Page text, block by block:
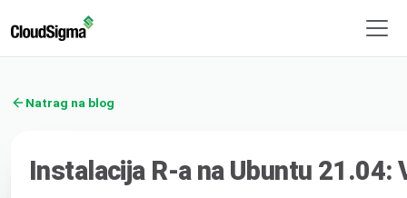
Natrag na blog
Instalacija R-a na Ubuntu 21.04: